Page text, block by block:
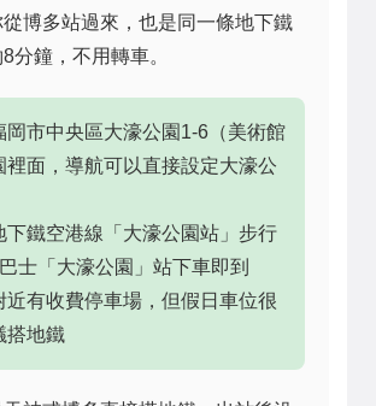
博多站過來，也是同一條地下鐵
分鐘，不用轉車。
岡市中央區大濠公園1-6（美術館
裡面，導航可以直接設定大濠公
下鐵空港線「大濠公園站」步行
士「大濠公園」站下車即到
近有收費停車場，但假日車位很
搭地鐵